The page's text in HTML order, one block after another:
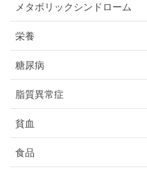
メタボリックシンドローム
栄養
糖尿病
脂質異常症
貧血
食品